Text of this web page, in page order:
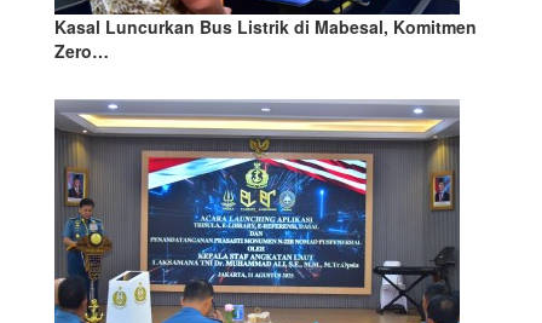
Kasal Luncurkan Bus Listrik di Mabesal, Komitmen
Zero…